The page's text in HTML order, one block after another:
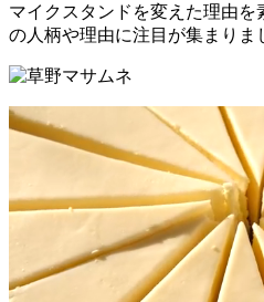
マイクスタンドを変えた理由
の人柄や理由に注目が集まりま